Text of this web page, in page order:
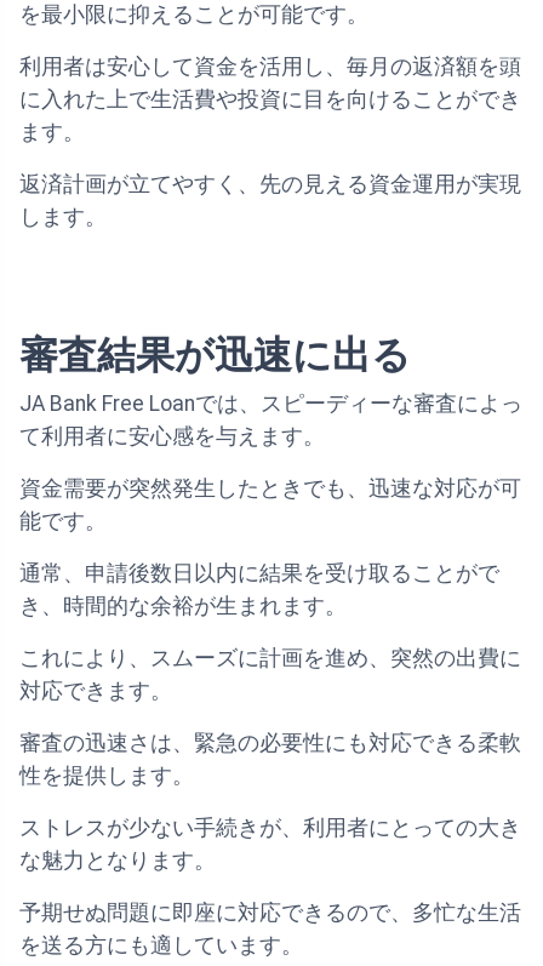
を最小限に抑えることが可能です。
利用者は安心して資金を活用し、毎月の返済額を頭
に入れた上で生活費や投資に目を向けることができ
ます。
返済計画が立てやすく、先の見える資金運用が実現
します。
審査結果が迅速に出る
JA Bank Free Loanでは、スピーディーな審査によっ
て利用者に安心感を与えます。
資金需要が突然発生したときでも、迅速な対応が可
能です。
通常、申請後数日以内に結果を受け取ることがで
き、時間的な余裕が生まれます。
これにより、スムーズに計画を進め、突然の出費に
対応できます。
審査の迅速さは、緊急の必要性にも対応できる柔軟
性を提供します。
ストレスが少ない手続きが、利用者にとっての大き
な魅力となります。
予期せぬ問題に即座に対応できるので、多忙な生活
を送る方にも適しています。